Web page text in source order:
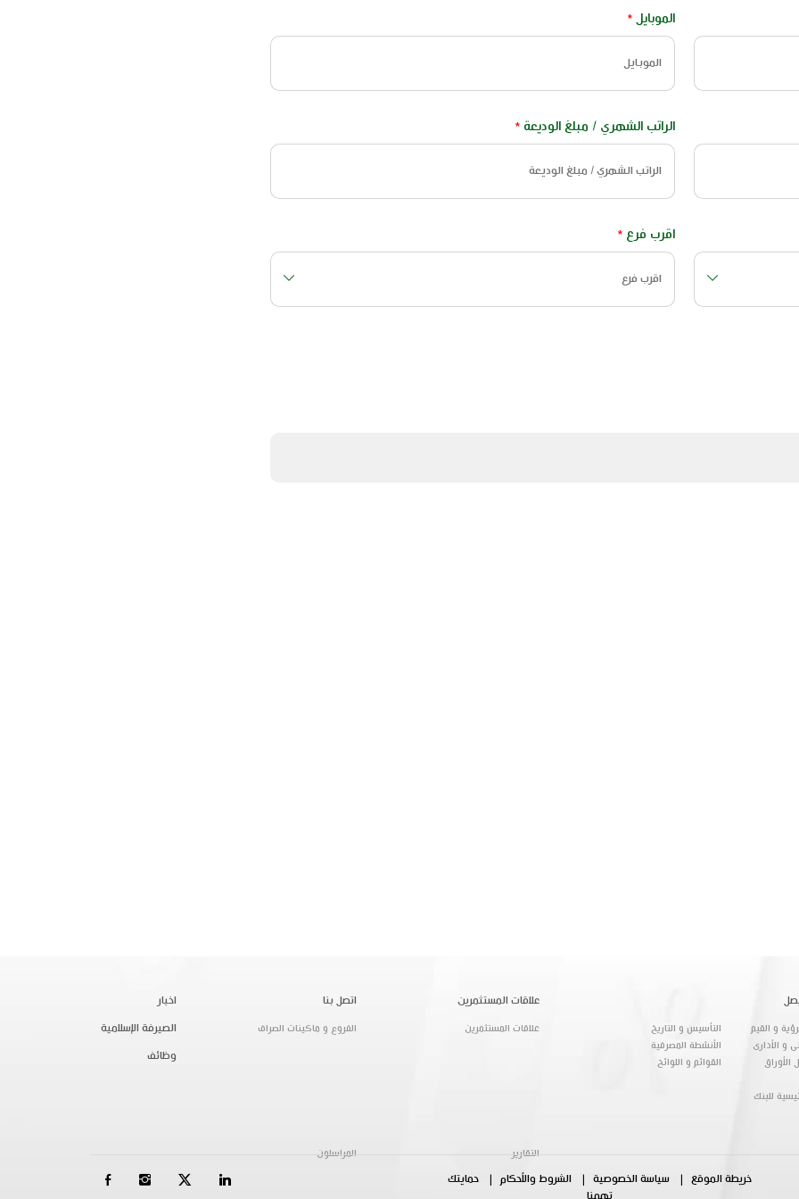
الموبايل *
الراتب الشهري / مبلغ الوديعة *
اقرب فرع *
اقرب فرع
و القيم
التأسيس و التاريخ
و الأدارى
الأنشطة المصرفية
الأوراق
القوائم و اللوائح
للبنك
علاقات المستثمرين
علاقات المستثمرين
التقارير
اتصل بنا
الفروع و ماكينات الصراف
المراسلون
اخبار
الصيرفة الإسلامية
وظائف
خريطة الموقع سياسة الخصوصية الشروط والأحكام
حمايتك